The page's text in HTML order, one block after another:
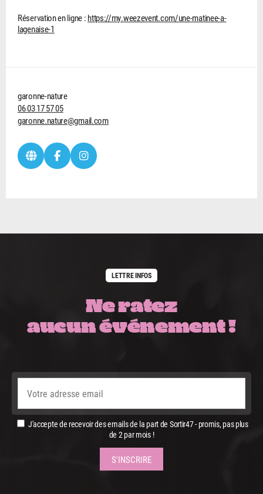
Réservation en ligne : https://my.weezevent.com/une-matinee-a-
lagenaise-1
garonne-nature
06 03 17 57 05
garonne.nature@gmail.com
LETTRE INFOS
Ne ratez
aucun événement !
J'accepte de recevoir des emails de la part de Sortir47 - promis, pas plus
de 2 par mois !